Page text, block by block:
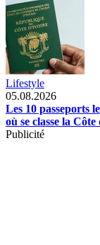
Lifestyle
05.08.2026
Les 10 passeports
où se classe la
Publicité